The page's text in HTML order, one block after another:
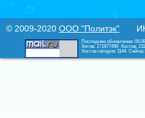
© 2009-2020 ООО "Политэк"
Последнее обновление:
Хитов: 171977490 Хостов:
Хостов сегодня: 1144 Сейчас